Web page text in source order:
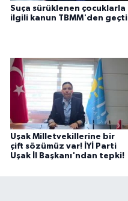
Suça sürüklenen çocuklarla
ilgili kanun TBMM'den geçti
Uşak Milletvekillerine bir
çift sözümüz var! İYİ Parti
Uşak İl Başkanı'ndan tepki!